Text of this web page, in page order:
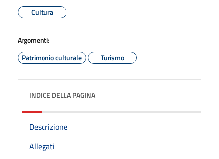
Cultura
Argomenti:
Patrimonio culturale
Turismo
INDICE DELLA PAGINA
Descrizione
Allegati